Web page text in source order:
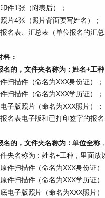
件1张（附表后）
；
片4张（照片背面要写姓名）；
名表、汇总表（单位报名的汇总
料：
名的，文件夹名称为：姓名+工种
扫描件（命名为XXX身份证）；
扫描件（命名为XXX学历证）；
子版照片（命名为XXX照片）；
名表电子版和已打印签字的报
名的，文件夹名称为：单位全称 ，
夹名称为：姓名+工种，里面放
原件扫描件（命名为XXX身份证）
原件扫描件（命名为XXX学历证）
底电子版照片（命名为XXX照片）